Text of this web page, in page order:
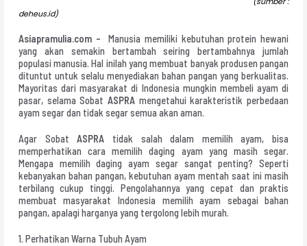
deheus.id)
Asiapramulia.com –
Manusia memiliki kebutuhan protein hewani
yang akan semakin bertambah seiring bertambahnya jumlah
populasi manusia. Hal inilah yang membuat banyak produsen pangan
dituntut untuk selalu menyediakan bahan pangan yang berkualitas.
Mayoritas dari masyarakat di Indonesia mungkin membeli ayam di
pasar, selama Sobat ASPRA mengetahui karakteristik perbedaan
ayam segar dan tidak segar semua akan aman.
Agar SobatASPRA tidak salah dalam memilih ayam, bisa
memperhatikan cara memilih daging ayam yang masih segar.
Mengapa memilih daging ayam segar sangat penting? Seperti
kebanyakan bahan pangan, kebutuhan ayam mentah saat ini masih
terbilang cukup tinggi. Pengolahannya yang cepat dan praktis
membuat masyarakat Indonesia memilih ayam sebagai bahan
pangan, apalagi harganya yang tergolong lebih murah.
1. Perhatikan Warna Tubuh Ayam